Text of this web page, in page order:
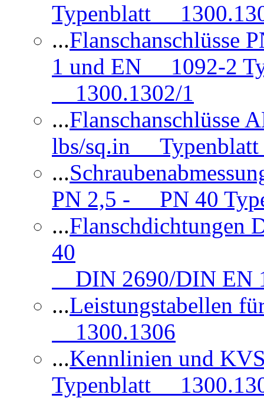
Typenblatt
...
1 und EN 1092-2
1300.1302/1
...
lbs/sq.in Typenblatt
...
PN 2,5 - PN 40
...
40
DIN 2690/DIN EN
...Leistungstabellen
1300.1306
...Kennlinien und
Typenblatt